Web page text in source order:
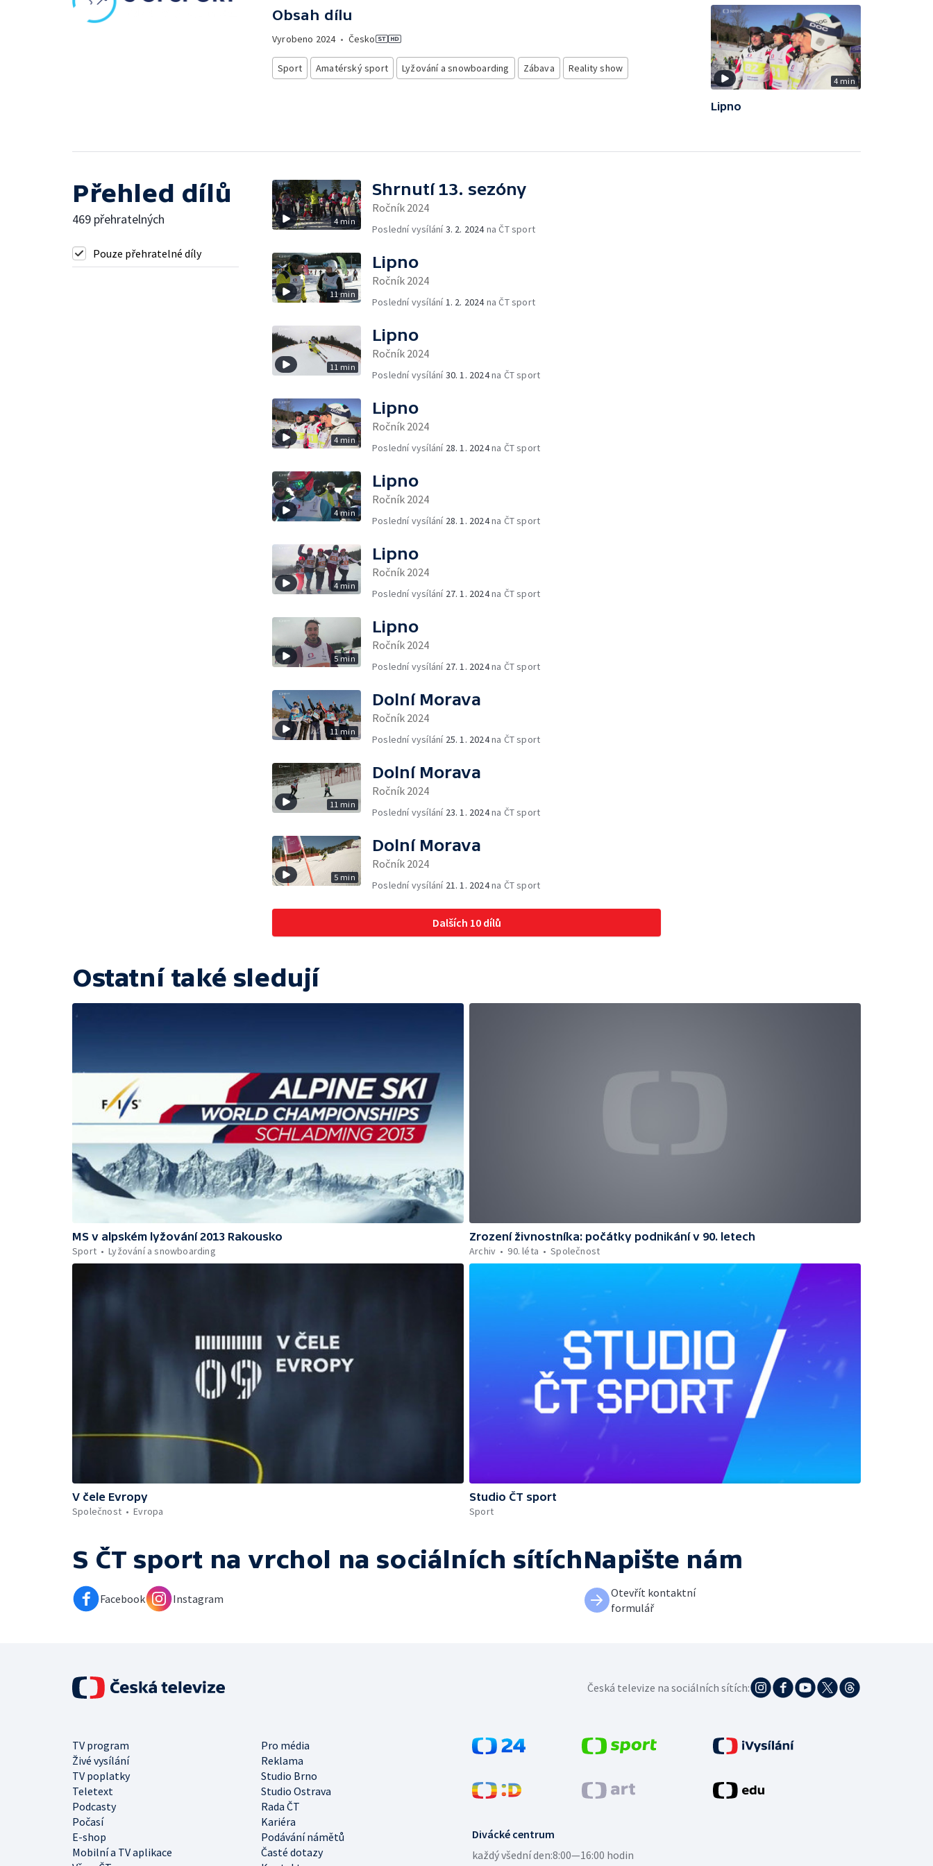
Obsah dílu
Vyrobeno 2024• Česko
Sport Amatérský sport Lyžování a snowboarding Zábava Reality show
4 min
Lipno
Přehled dílů
469 přehratelných
Pouze přehratelné díly
4 min
Shrnutí 13. sezóny
Ročník 2024
Poslední vysílání3. 2. 2024na ČT sport
11 min
Lipno
Ročník 2024
Poslední vysílání 1. 2. 2024na ČT sport
11 min
Lipno
Ročník 2024
Poslední vysílání30. 1. 2024na ČT sport
4 min
Lipno
Ročník 2024
Poslední vysílání 28. 1. 2024na ČT sport
4 min
Lipno
Ročník 2024
Poslední vysílání 28. 1. 2024na ČT sport
4 min
Lipno
Ročník 2024
Poslední vysílání 27. 1. 2024na ČT sport
5 min
Lipno
Ročník 2024
Poslední vysílání 27. 1. 2024na ČT sport
11 min
Dolní Morava
Ročník 2024
Poslední vysílání 25. 1. 2024na ČT sport
11 min
Dolní Morava
Ročník 2024
Poslední vysílání 23. 1. 2024na ČT sport
5 min
Dolní Morava
Ročník 2024
Poslední vysílání 21. 1. 2024na ČT sport
Dalších 10 dílů
Ostatní také sledují
MS v alpském lyžování 2013 Rakousko
Sport
Lyžování a snowboarding
Zrození živnostníka: počátky podnikání v 90. letech
Archiv
90. léta Společnost
V čele Evropy
Společnost
Evropa
Studio ČT sport
Sport
S ČT sport na vrchol na sociálních sítích
Facebook Instagram
Napište nám
Otevřít kontaktní
formulář
Divácké centrum
každý všední den:8:00—16:00 hodin
TV program
Pro média
Živé vysílání
Reklama
TV poplatky
Studio Brno
Teletext
Studio Ostrava
Podcasty
Rada ČT
Počasí
Kariéra
E-shop
Podávání námětů
Mobilní a TV aplikace
Časté dotazy
Česká televize na sociálních sítích: